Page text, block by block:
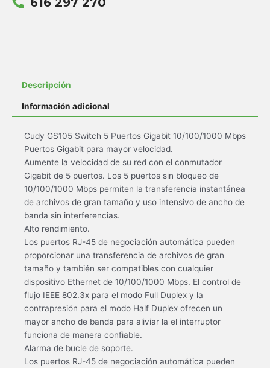
Descripción
Información adicional
Cudy GS105 Switch 5 Puertos Gigabit 10/100/1000 Mbps
Puertos Gigabit para mayor velocidad.
Aumente la velocidad de su red con el conmutador
Gigabit de 5 puertos. Los 5 puertos sin bloqueo de
10/100/1000 Mbps permiten la transferencia instantánea
de archivos de gran tamaño y uso intensivo de ancho de
banda sin interferencias.
Alto rendimiento.
Los puertos RJ-45 de negociación automática pueden
proporcionar una transferencia de archivos de gran
tamaño y también ser compatibles con cualquier
dispositivo Ethernet de 10/100/1000 Mbps. El control de
flujo IEEE 802.3x para el modo Full Duplex y la
contrapresión para el modo Half Duplex ofrecen un
mayor ancho de banda para aliviar la el interruptor
funciona de manera confiable.
Alarma de bucle de soporte.
Los puertos RJ-45 de negociación automática pueden